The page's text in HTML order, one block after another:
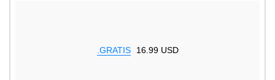
.GRATIS 16.99 USD